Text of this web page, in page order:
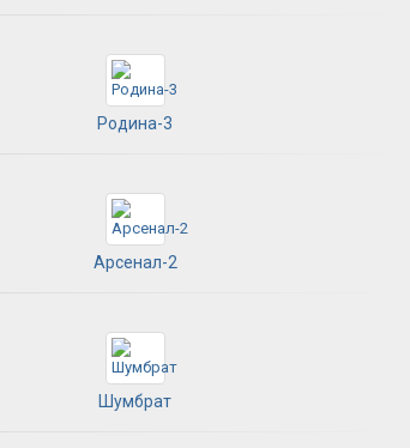
Родина-3
Арсенал-2
Шумбрат